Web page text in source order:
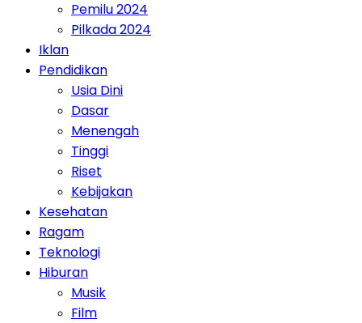
Pemilu 2024
Pilkada 2024
Iklan
Pendidikan
Usia Dini
Dasar
Menengah
Tinggi
Riset
Kebijakan
Kesehatan
Ragam
Teknologi
Hiburan
Musik
Film